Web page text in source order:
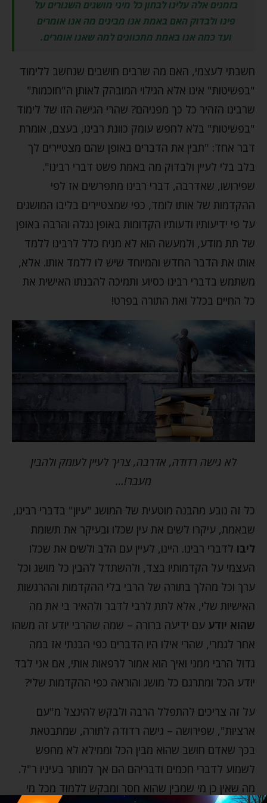
בזמנים אלה עלינו לבחון כל מיני מושגים השגורים על
פינו ולבדוק האם באמת אנו מבינים מה אנו אומרים
ועד כמה אנו באמת מתכוונים למה שאנו אומרים.
חשבתי לעצמי, האם מה שרבים חושבים שנחשב ללימוד
"בפשיטות" אינו אלא הגילוי המובהק לאותן ה"חוכמות"
שרבינו הזהיר כל כך מפניהם? שהרי הגישה הזו של לימוד
"בפשיטות" בלא לחפש עומק כוונת רבינו, בעצם, אומרת
דבר אחד: "תבין את הדברים באופן שהם מצטיירים לך
בלב בלי לעיין ולבדוק מה באמת פשט דברי רבינו".
שפירושו, שאדרבה, דברי רבינו מתפרשים אז לפי
ההקדמות של אותו לומד, כפי שמצטיירים בליבו המושגים
על פי ידיעותיו ודעותיו הקדומות באופן נגלה והרבה באופן
של תת מודע, ולמעשה הוא לא מניח כלל לרבינו ללמד
אותו את הדבר החדש והמיוחד שיש לו ללמד אותו. אלא,
משתמש בדברי רבינו כסיוע ותמיכה להבנתו האישית את
כל החיים בכלל ואת התורה בפרט!
לא גישה רדודה, אדרבה, צריך לעיין לעומק ולהבין
מעבר!…
כל זה נובע מהבנה מוטעית של המושג "עיון" בדברי רבינו,
שבאמת, עיקרו לשים את עין שכלו ובעיקר את תשומת
ליבו לדברי רבינו. היינו, לעיין עם הלב ולשים את שכלו
העצמי על הקדמותיו בצד, ולהשתדל להבין כל מושג וכל
ערך וכל מהלך בתורה של הרבי בלי ההקדמות וההרגשות
האישיות שלי, אלא לתת לרבי לדבר ולהאיר בי את מה
שהוא יודע עם ידיעה ברורה – שמה שהרבי יודע זה משהו
אחר לגמרי, שהרי אילו היו הדברים כפי הבנתי אז במה
גדול הרבי ממני ואיך הוא אמור לרפאות אותי, אם אני לבד
יודע הכל ומתרגם כל מושג והוראה כפי ההקדמות שלי?
על זה צריכים להתפלל הרבה ולבקש להינצל מ"עם
ארציות", שפירושה – גישה רדודה לתורה, שמתבטאת
בכך שאדם חושב שהוא מבין הכל וממילא לא מחפש
לשמוע לדברי חכמים ודבריהם הם אך למותר בעיניו ר"ל.
מה שאין כן מי שמבין שהוא חסר ומבקש ללמוד מכל מי